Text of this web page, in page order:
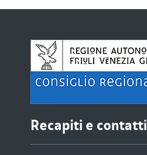
Recapiti e contatti